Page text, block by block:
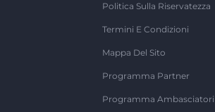
Politica Sulla Riservatezza
Termini E Condizioni
Mappa Del Sito
Programma Partner
Programma Ambasciatori